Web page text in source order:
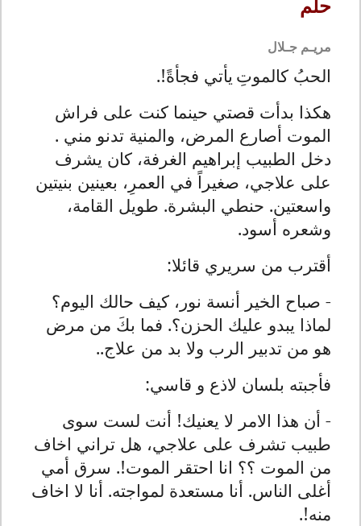
حلم
مريـم جـلال
الحبُ كالموتِ يأتي فجأةً!.
هكذا بدأت قصتي حينما كنت على فراش
الموت أصارع المرض، والمنية تدنو مني .
دخل الطبيب إبراهيم الغرفة، كان يشرف
على علاجي، صغيراً في العمرِ، بعينين بنيتين
واسعتين. حنطي البشرة. طويل القامة،
وشعره أسود.
أقترب من سريري قائلا:
- صباح الخير أنسة نور، كيف حالك اليوم؟
لماذا يبدو عليك الحزن؟. فما بكَ من مرض
هو من تدبير الرب ولا بد من علاج..
فأجبته بلسان لاذع و قاسي:
- أن هذا الامر لا يعنيك! أنت لست سوى
طبيب تشرف على علاجي، هل تراني اخاف
من الموت ؟؟ انا احتقر الموت!. سرق أمي
أغلى الناس. أنا مستعدة لمواجته. أنا لا اخاف
منه!.